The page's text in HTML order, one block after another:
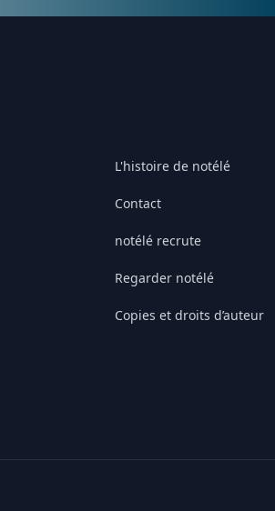
L'histoire de notélé
Contact
notélé recrute
Regarder notélé
Copies et droits d’auteur